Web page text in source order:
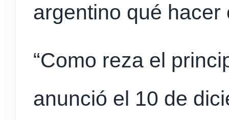
argentino qué hacer
“Como reza el
anunció el 10 de